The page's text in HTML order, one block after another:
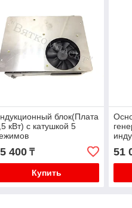
блок(Плата
кВт) с катушкой 5
400₸
Купить
51